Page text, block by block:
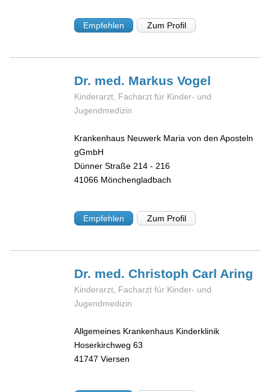
Empfehlen Zum Profil
Dr. med. MarkusVogel
Kinderarzt, Facharzt für Kinder- und
Jugendmedizin
Krankenhaus Neuwerk Maria von den Aposteln
gGmbH
Dünner Straße 214 - 216
41066 Mönchengladbach
Empfehlen Zum Profil
Dr. med. Christoph Carl Aring
Kinderarzt, Facharzt für Kinder- und
Jugendmedizin
Allgemeines Krankenhaus Kinderklinik
Hoserkirchweg 63
41747 Viersen